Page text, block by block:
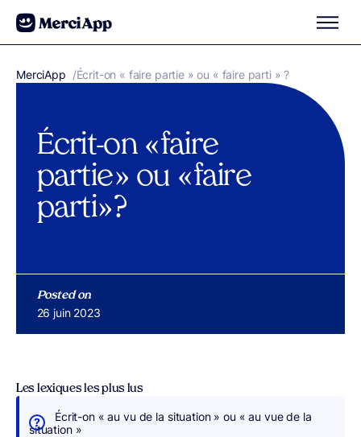
Aller au contenu
MerciApp correcteur orthographe
/Écrit-on « faire partie » ou « faire parti » ?
Écrit-on « faire
partie » ou « faire
parti » ?
Posted on
Publié le
26 juin 2023
É
Les lexiques les plus lus
Écrit-on « au vu de la situation » ou « au vue de la
situation »